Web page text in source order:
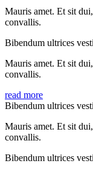
Mauris amet. Et sit
convallis.
Bibendum ultrices
Mauris amet. Et sit
convallis.
read more
Bibendum ultrices
Mauris amet. Et sit
convallis.
Bibendum ultrices